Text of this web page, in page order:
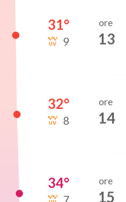
31°
9
ore
13
32°
8
ore
14
34° ore
15